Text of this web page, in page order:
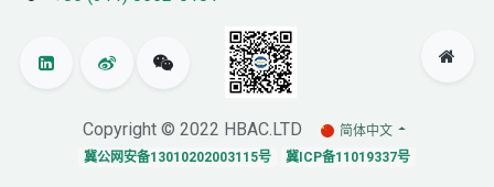
Copyright © 2022 HBAC.LTD 简体中文
冀公网安备13010202003115号 冀ICP备11019337号